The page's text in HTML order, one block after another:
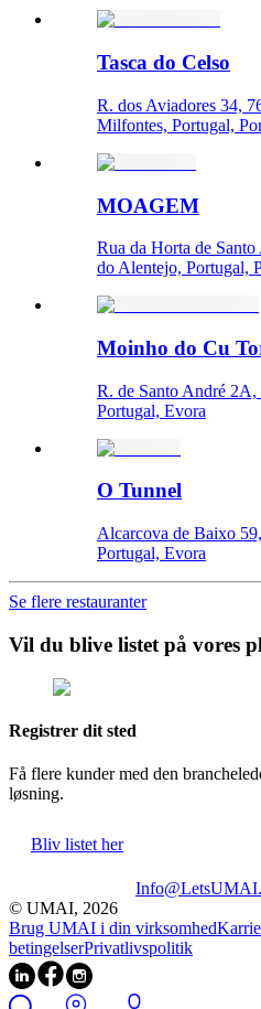
Tasca do Celso
R. dos Aviadores 34,
Milfontes, Portugal,
MOAGEM
Rua da Horta de
do Alentejo, Portugal,
Moinho do Cu
R. de Santo André
Portugal, Evora
O Tunnel
Alcarcova de Baixo
Portugal, Evora
Se flere restauranter
Vil du blive listet på vores
Registrer dit sted
Få flere kunder med den
løsning.
Bliv listet her
© UMAI, 2026
Brug UMAI i din virksomhed
betingelserPrivatlivspolitik